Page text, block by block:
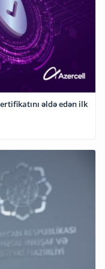
əldə edən ilk